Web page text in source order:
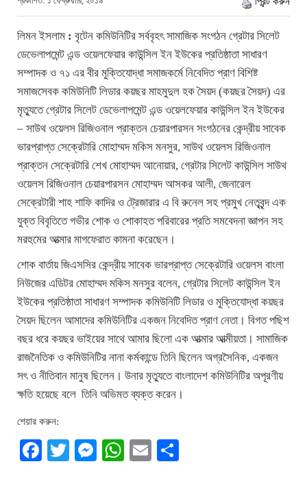
লিমন ইসলাম : বৃটেন কমিউনিটির সর্ববৃহৎ সামাজিক সংগঠন গ্রেটার সিলেট
ডেভেলাপমেন্ট এন্ড ওয়েলফেয়ার কাউন্সিল ইন ইউকের প্রতিষ্ঠাতা সাধারণ
সম্পাদক ও ৭১ এর বীর মুক্তিযোদ্ধা সমাজকর্মে নিবেদিত প্রাণ বিশিষ্ট
সমাজসেবক কমিউনিটি লিডার কয়ছর মাহমুদুল হক সৈয়দ (কয়ছর সৈয়দ) এর
মৃত্যুতে গ্রেটার সিলেট ডেভেলাপমেন্ট এন্ড ওয়েলফেয়ার কাউন্সিল ইন ইউকের
– সাউথ ওয়েলস রিজিওনাল প্রাক্তন চেয়ারপারসন সংগঠনের কেন্দ্রীয় সাবেক
ভারপ্রাপ্ত সেক্রেটারি মোহাম্মদ মকিস মনসুর, সাউথ ওয়েলস রিজিওনাল
প্রাক্তন সেক্রেটারি শেখ মোহাম্মদ আনোয়ার, গ্রেটার সিলেট কাউন্সিল সাউথ
ওয়েলস রিজিওনাল চেয়ারপারসন মোহাম্মদ আসকর আলী, জেনারেল
সেক্রেটারী শাহ শাফি কাদির ও ট্রেজারার এ বি রুনেল সহ প্রমুখ নেতৃবৃন্দ এক
যুক্ত বিবৃতিতে গভীর শোক ও শোকাহত পরিবারের প্রতি সমবেদনা জ্ঞাপন সহ
মরহুমের আত্মার মাগফেরাত কামনা করেছেন।
শোক বার্তায় জিএসসির কেন্দ্রীয় সাবেক ভারপ্রাপ্ত সেক্রেটারি ওয়েলস বাংলা
নিউজের এডিটর মোহাম্মদ মকিস মনসুর বলেন, গ্রেটার সিলেট কাউন্সিল ইন
ইউকের প্রতিষ্ঠাতা সাধারণ সম্পাদক কমিউনিটি লিডার ও মুক্তিযোদ্ধা কয়ছর
সৈয়দ ছিলেন আমাদের কমিউনিটির একজন নিবেদিত প্রাণ নেতা। বিগত পছিশ
বছর ধরে কয়ছর ভাইয়ের সাথে আমার ছিলো এক আত্মার আত্মীয়তা। সামাজিক
রাজনৈতিক ও কমিউনিটির নানা কর্মকান্ডে তিনি ছিলেন অগ্রসৈনিক, একজন
সৎ ও নীতিবান মানুষ ছিলেন। উনার মৃত্যুতে বাংলাদেশ কমিউনিটির অপূরণীয়
ক্ষতি হয়েছে বলে তিনি অভিমত ব্যক্ত করেন।
শেয়ার করুন:
Facebook
TwitterMessenger
WhatsApp
Email